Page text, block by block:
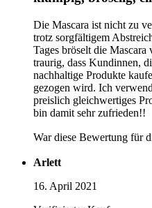
Die Mascara ist nicht zu
trotz sorgfältigem
Tages bröselt die
traurig, dass Kundinnen,
nachhaltige Produkte
gezogen wird. Ich
preislich gleichwertiges
bin damit sehr zufrieden!!
War diese Bewertung für
Arlett
16. April 2021